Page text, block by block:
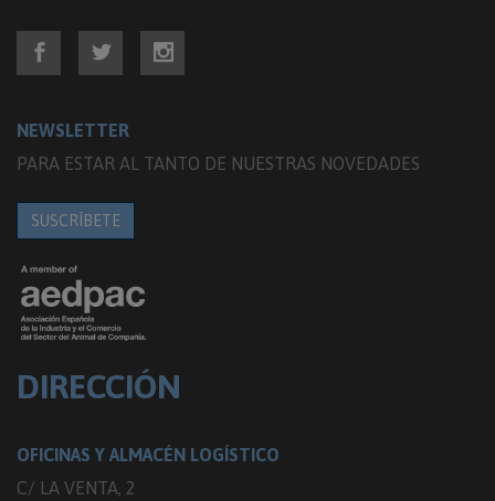
NEWSLETTER
PARA ESTAR AL TANTO DE NUESTRAS NOVEDADES
SUSCRÍBETE
DIRECCIÓN
OFICINAS Y ALMACÉN LOGÍSTICO
C/ LA VENTA, 2